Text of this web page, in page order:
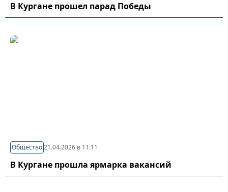
В Кургане прошел парад Победы
Общество21.04.2026 в 11:11
В Кургане прошла ярмарка вакансий